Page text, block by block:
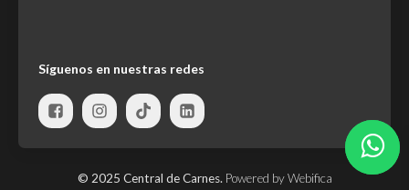
Síguenos en nuestras redes
© 2025 Central de Carnes. Powered by Webifica